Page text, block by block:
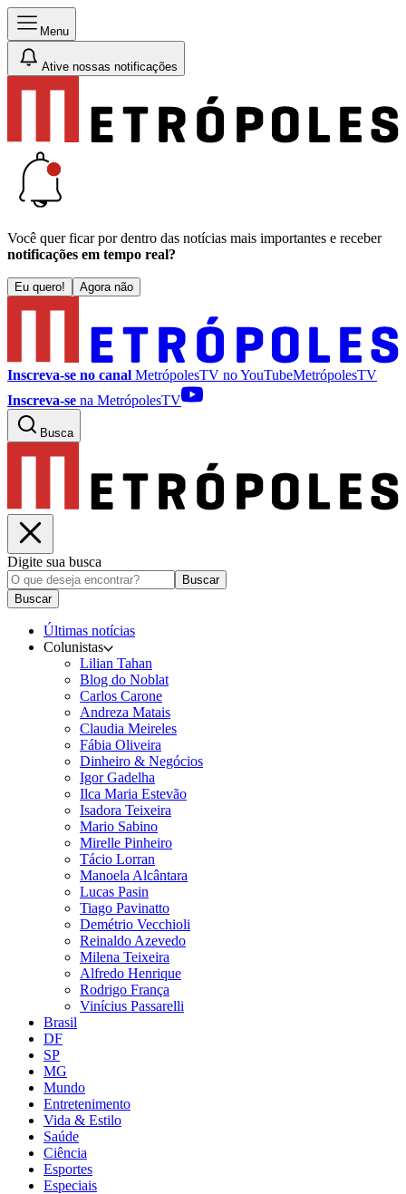
Menu
Ative nossas notificações
Você quer ficar por dentro das notícias mais importantes e receber
notificações em tempo real?
Eu quero! Agora não
Inscreva-se no canal MetrópolesTV noYouTubeMetrópolesTV
Inscreva-se na MetrópolesTV
Busca
Digite sua busca
Buscar
Buscar
Últimas notícias
Colunistas
Lilian Tahan
Blog do Noblat
Carlos Carone
Andreza Matais
Claudia Meireles
Fábia Oliveira
Dinheiro & Negócios
Igor Gadelha
Ilca Maria Estevão
Isadora Teixeira
Mario Sabino
Mirelle Pinheiro
Tácio Lorran
Manoela Alcântara
Lucas Pasin
Tiago Pavinatto
Demétrio Vecchioli
Reinaldo Azevedo
Milena Teixeira
Alfredo Henrique
Rodrigo França
Vinícius Passarelli
Brasil
DF
SP
MG
Mundo
Entretenimento
Vida & Estilo
Saúde
Ciência
Esportes
Especiais